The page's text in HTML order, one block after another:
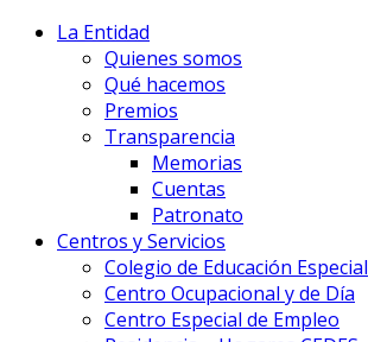
La Entidad
Quienes somos
Qué hacemos
Premios
Transparencia
Memorias
Cuentas
Patronato
Centros y Servicios
Colegio de Educación Especial
Centro Ocupacional y de Día
Centro Especial de Empleo